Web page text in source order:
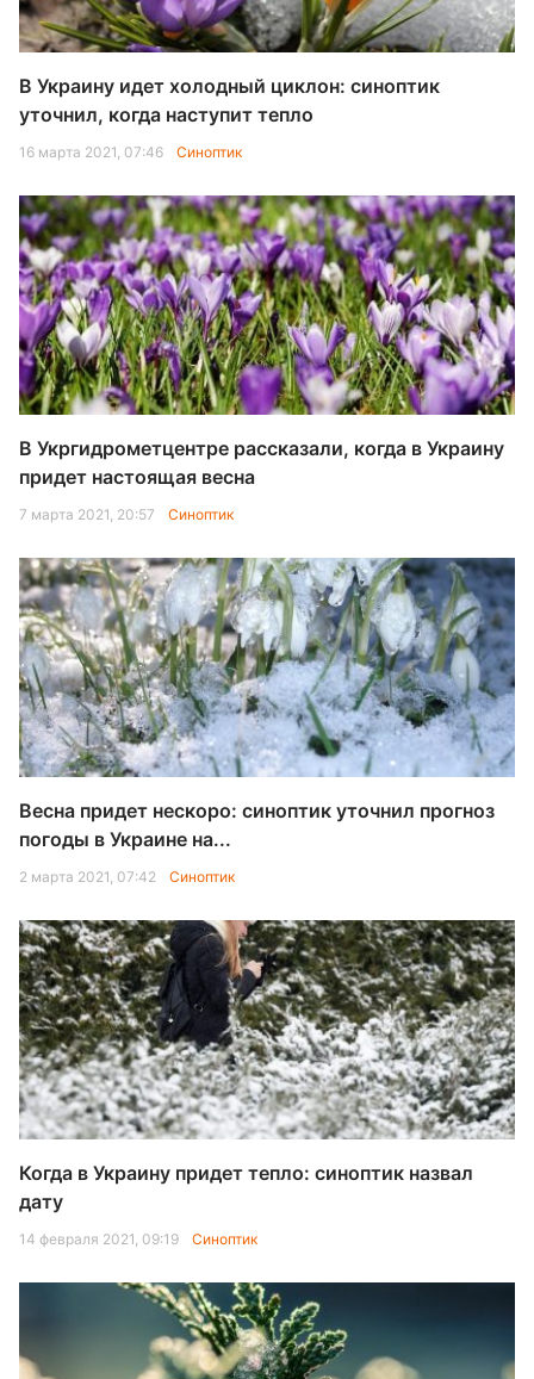
В Украину идет холодный циклон: синоптик
уточнил, когда наступит тепло
16 марта 2021, 07:46 Синоптик
В Укргидрометцентре рассказали, когда в Украину
придет настоящая весна
7 марта 2021, 20:57 Синоптик
Весна придет нескоро: синоптик уточнил прогноз
погоды в Украине на...
2 марта 2021, 07:42 Синоптик
Когда в Украину придет тепло: синоптик назвал
дату
14 февраля 2021, 09:19 Синоптик